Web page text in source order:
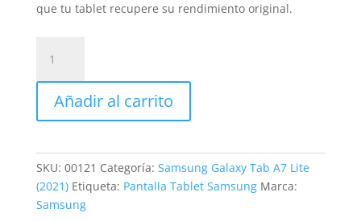
que tu tablet recupere su rendimiento original.
Táctil
Samsung
Galaxy
Tab
Lite
(2021)
cantidad
Añadir al carrito
SKU: 00121 Categoría: Samsung Galaxy Tab A7 Lite
(2021) Etiqueta: Pantalla Tablet Samsung Marca:
Samsung